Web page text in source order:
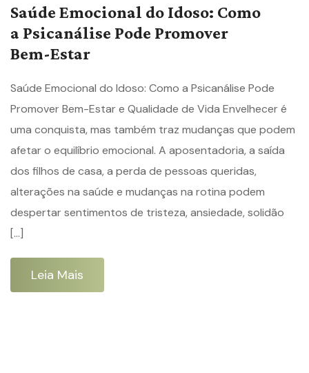
Saúde Emocional do Idoso: Como
a Psicanálise Pode Promover
Bem-Estar
Saúde Emocional do Idoso: Como a Psicanálise Pode
Promover Bem-Estar e Qualidade de Vida Envelhecer é
uma conquista, mas também traz mudanças que podem
afetar o equilíbrio emocional. A aposentadoria, a saída
dos filhos de casa, a perda de pessoas queridas,
alterações na saúde e mudanças na rotina podem
despertar sentimentos de tristeza, ansiedade, solidão
[…]
Leia Mais